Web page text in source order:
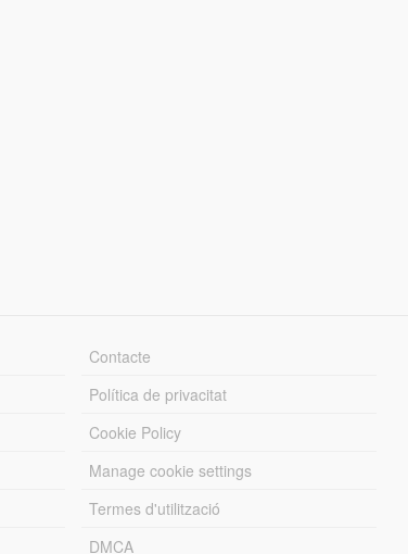
Contacte
Política de privacitat
Cookie Policy
Manage cookie settings
Termes d'utilització
DMCA